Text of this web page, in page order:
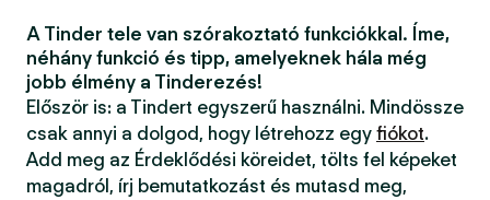
A Tinder tele van szórakoztató funkciókkal. Íme,
néhány funkció és tipp, amelyeknek hála még
jobb élmény a Tinderezés!
Először is: a Tindert egyszerű használni. Mindössze
csak annyi a dolgod, hogy létrehozz egy fiókot.
Add meg az Érdeklődési köreidet, tölts fel képeket
magadról, írj bemutatkozást és mutasd meg,